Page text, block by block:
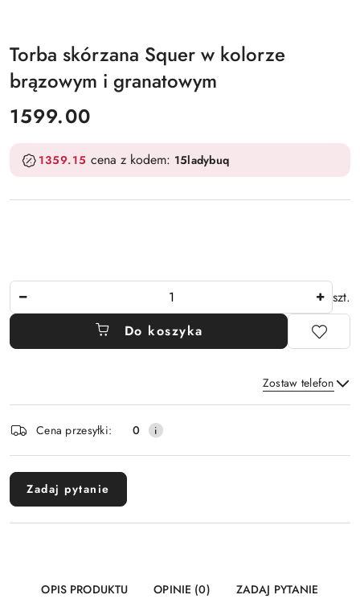
Torba skórzana Squer w kolorze
brązowym i granatowym
cena:
1599.00
1359.15 cena z kodem: 15ladybuq
szt.
Do koszyka
Zostaw telefon
Wyślij
i
dostawa
Cena przesyłki: 0
Zadaj pytanie
OPIS PRODUKTU OPINIE (0) ZADAJ PYTANIE